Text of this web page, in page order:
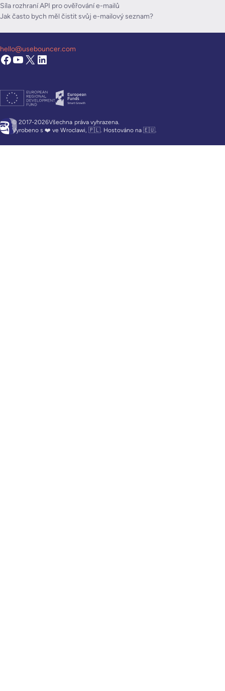
Síla rozhraní API pro ověřování e-mailů
Jak často bych měl čistit svůj e-mailový seznam?
© 2017-2026Všechna práva vyhrazena.
Vyrobeno s ❤️ ve Wroclawi, 🇵🇱. Hostováno na 🇪🇺.
hello@usebouncer.com